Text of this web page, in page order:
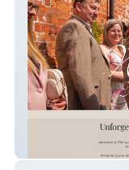
The Lyric Rooms